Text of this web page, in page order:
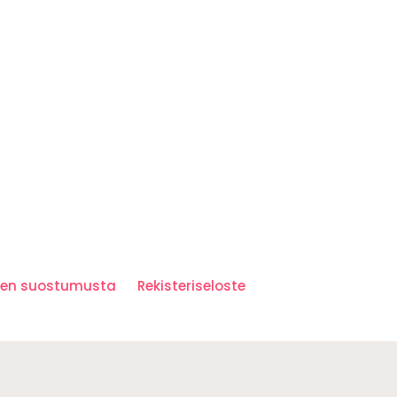
suostumusta Rekisteriseloste